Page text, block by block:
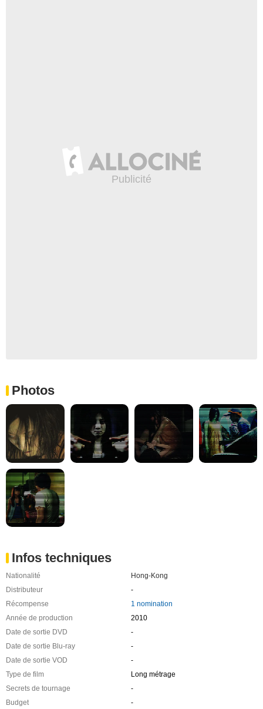
Photos
Infos techniques
Nationalité
Hong-Kong
Distributeur
-
Récompense
1 nomination
Année de production
2010
Date de sortie DVD
-
Date de sortie Blu-ray
-
Date de sortie VOD
-
Type de film
Long métrage
Secrets de tournage
-
Budget
-